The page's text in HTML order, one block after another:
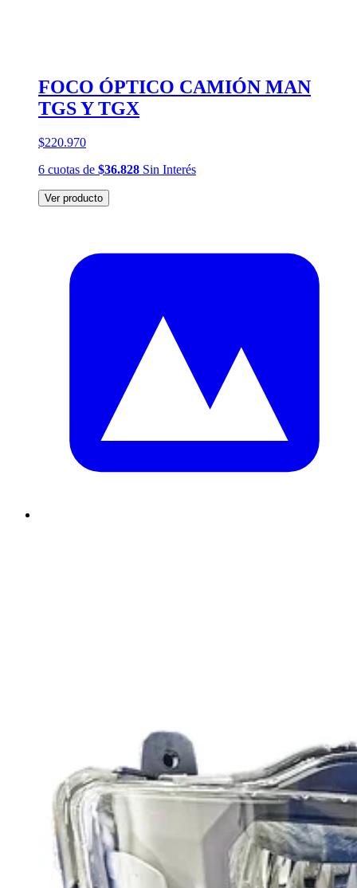
FOCO ÓPTICO CAMIÓN MAN
TGS Y TGX
$220.970
6 cuotas de $36.828 Sin Interés
Ver producto